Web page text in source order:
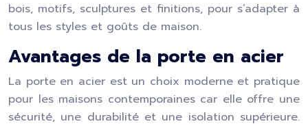
bois, motifs, sculptures et finitions, pour s’adapter à
tous les styles et goûts de maison.
Avantages de la porte en acier
La porte en acier est un choix moderne et pratique
pour les maisons contemporaines car elle offre une
sécurité, une durabilité et une isolation supérieure.